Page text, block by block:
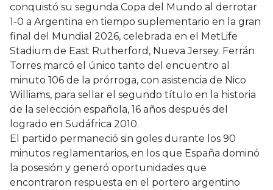
conquistó su segunda Copa del Mundo al derrotar
1-0 a Argentina en tiempo suplementario en la gran
final del Mundial 2026, celebrada en el MetLife
Stadium de East Rutherford, Nueva Jersey. Ferrán
Torres marcó el único tanto del encuentro al
minuto 106 de la prórroga, con asistencia de Nico
Williams, para sellar el segundo título en la historia
de la selección española, 16 años después del
logrado en Sudáfrica 2010.
El partido permaneció sin goles durante los 90
minutos reglamentarios, en los que España dominó
la posesión y generó oportunidades que
encontraron respuesta en el portero argentino